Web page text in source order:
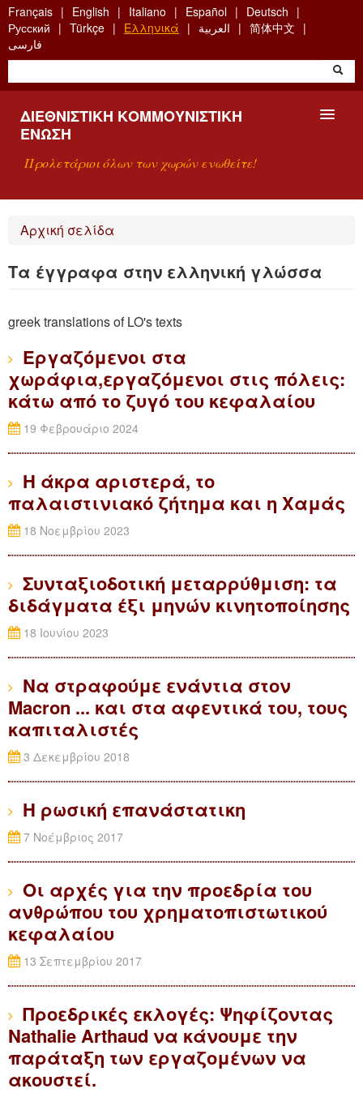
Skip
to
main
content
Français English Italiano Español
Deutsch
Русский
Türkçe Ελληνικά العربية
简体中文
فارسی
ΔΙΕΘΝΙΣΤΙΚΉ ΚΟΜΜΟΥΝΙΣΤΙΚΉ
ΈΝΩΣΗ
Προλετάριοι όλων των χωρών ενωθείτε!
ΑΝΑΖΉΤΗΣΗ
ΕΠΙΚΟΙΝΩΝΊΑ
Αρχική σελίδα
Τα έγγραφα στην ελληνική γλώσσα
greek translations of LO's texts
Εργαζόμενοι στα
χωράφια,εργαζόμενοι στις πόλεις:
κάτω από το ζυγό του κεφαλαίου
19 Φεβρουάριο 2024
Η άκρα αριστερά, το
παλαιστινιακό ζήτημα και η Χαμάς
18 Νοεμβρίου 2023
Συνταξιοδοτική μεταρρύθμιση: τα
διδάγματα έξι μηνών κινητοποίησης
18 Ιουνίου 2023
Να στραφούμε ενάντια στον
Macron ... και στα αφεντικά του, τους
καπιταλιστές
3 Δεκεμβρίου 2018
Η ρωσική επανάστατικη
7 Νοέμβριος 2017
Οι αρχές για την προεδρία του
ανθρώπου του χρηματοπιστωτικού
κεφαλαίου
13 Σεπτεμβρίου 2017
Προεδρικές εκλογές: Ψηφίζοντας
Nathalie Arthaud να κάνουμε την
παράταξη των εργαζoμένων να
ακουστεί.